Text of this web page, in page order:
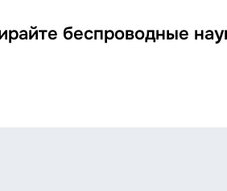
беспроводные